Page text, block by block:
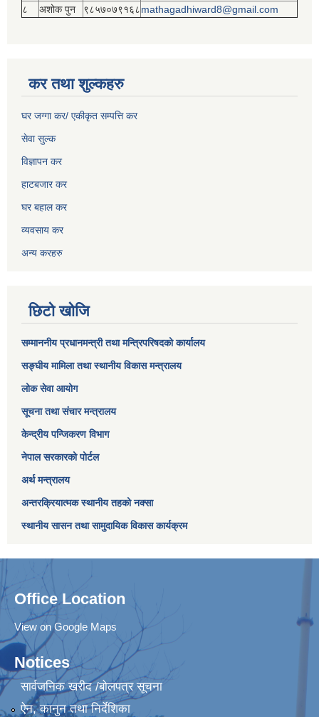
८ अशोक पुन ९८५७०७९१६८mathagadhiward8@gmail.com
कर तथा शुल्कहरु
घर जग्गा कर/ एकीकृत सम्पत्ति कर
सेवा सुल्क
विज्ञापन कर
हाटबजार कर
घर बहाल कर
व्यवसाय कर
अन्य करहरु
छिटो खोजि
सम्माननीय प्रधानमन्त्री तथा मन्त्रिपरिषद‌को कार्यालय
सङ्घीय मामिला तथा स्थानीय विकास मन्त्रालय
लोक सेवा आयोग
सूचना तथा संचार मन्त्रालय
केन्द्रीय पन्जिकरण विभाग
नेपाल सरकारको पोर्टल
अर्थ मन्त्रालय
अन्तरक्रियात्मक स्थानीय तहको नक्सा
स्थानीय सासन तथा सामुदायिक विकास कार्यक्रम
Office Location
View on Google Maps
Notices
सार्वजनिक खरीद /बोलपत्र सूचना
ऐन, कानुन तथा निर्देशिका